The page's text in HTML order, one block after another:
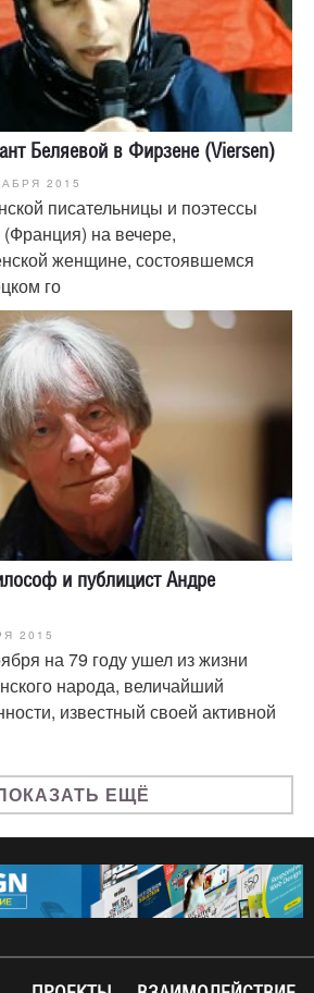
Беляевой в Фирзене (Viersen)
2015
писательницы и поэтессы
на вечере,
женщине, состоявшемся
го
и публицист Андре
2015
на 79 году ушел из жизни
народа, величайший
известный своей активной
ЕЩЁ